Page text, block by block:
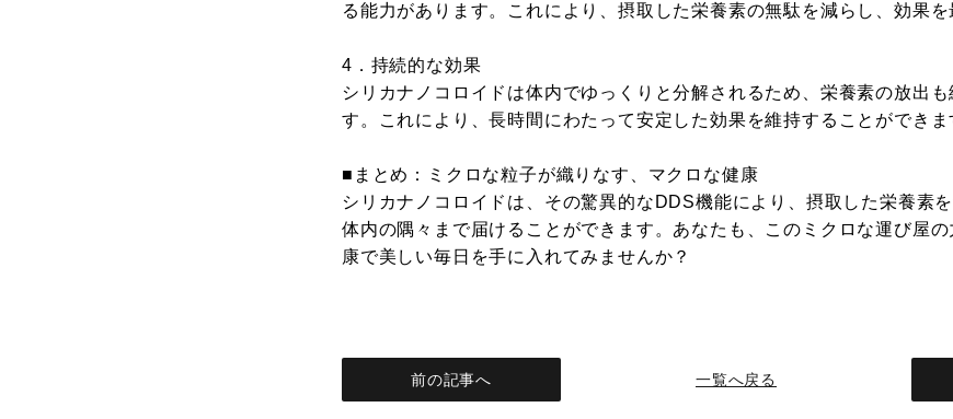
る能力があります。これにより、摂取した栄養素の無駄を減らし、効果を
4．持続的な効果
シリカナノコロイドは体内でゆっくりと分解されるため、栄養素の放出も
す。これにより、長時間にわたって安定した効果を維持することができま
■まとめ：ミクロな粒子が織りなす、マクロな健康
シリカナノコロイドは、その驚異的なDDS機能により、摂取した栄養素
体内の隅々まで届けることができます。あなたも、このミクロな運び屋
康で美しい毎日を手に入れてみませんか？
前の記事へ 一覧へ戻る